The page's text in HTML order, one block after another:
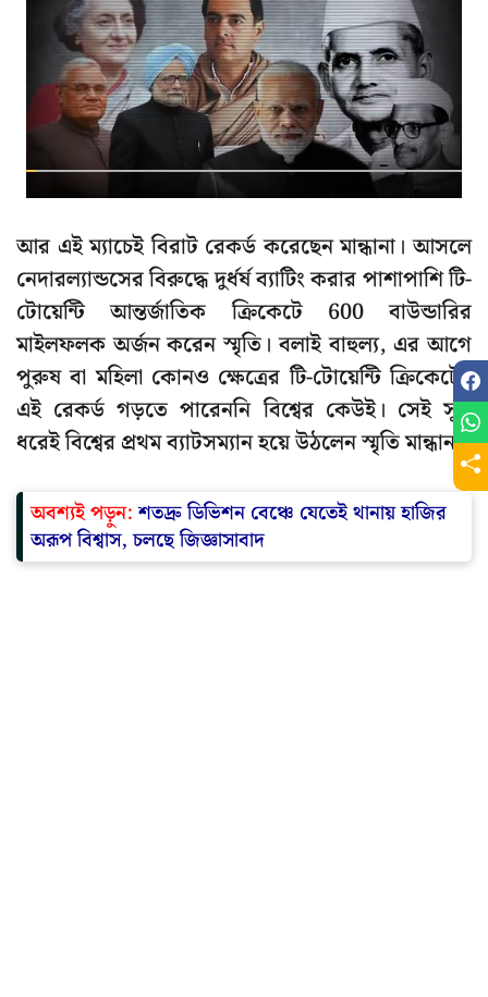
আর এই ম্যাচেই বিরাট রেকর্ড করেছেন মান্ধানা। আসলে
নেদারল্যান্ডসের বিরুদ্ধে দুর্ধর্ষ ব্যাটিং করার পাশাপাশি টি-
টোয়েন্টি আন্তর্জাতিক ক্রিকেটে 600 বাউন্ডারির
মাইলফলক অর্জন করেন স্মৃতি। বলাই বাহুল্য, এর আগে
পুরুষ বা মহিলা কোনও ক্ষেত্রের টি-টোয়েন্টি ক্রিকেটেই
এই রেকর্ড গড়তে পারেননি বিশ্বের কেউই। সেই সূত্র
ধরেই বিশ্বের প্রথম ব্যাটসম্যান হয়ে উঠলেন স্মৃতি মান্ধানা।
অবশ্যই পড়ুন:শতদ্রু ডিভিশন বেঞ্চে যেতেই থানায় হাজির
অরূপ বিশ্বাস, চলছে জিজ্ঞাসাবাদ